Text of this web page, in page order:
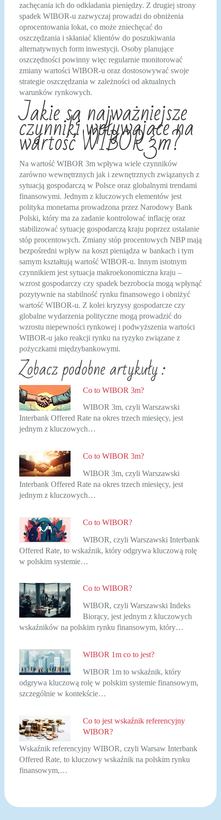
zachęcania ich do odkładania pieniędzy. Z drugiej strony
spadek WIBOR-u zazwyczaj prowadzi do obniżenia
oprocentowania lokat, co może zniechęcać do
oszczędzania i skłaniać klientów do poszukiwania
alternatywnych form inwestycji. Osoby planujące
oszczędności powinny więc regularnie monitorować
zmiany wartości WIBOR-u oraz dostosowywać swoje
strategie oszczędzania w zależności od aktualnych
warunków rynkowych.
Jakie są najważniejsze
czynniki wpływające na
wartość WIBOR 3m?
Na wartość WIBOR 3m wpływa wiele czynników
zarówno wewnętrznych jak i zewnętrznych związanych z
sytuacją gospodarczą w Polsce oraz globalnymi trendami
finansowymi. Jednym z kluczowych elementów jest
polityka monetarna prowadzona przez Narodowy Bank
Polski, który ma za zadanie kontrolować inflację oraz
stabilizować sytuację gospodarczą kraju poprzez ustalanie
stóp procentowych. Zmiany stóp procentowych NBP mają
bezpośredni wpływ na koszt pieniądza w bankach i tym
samym kształtują wartość WIBOR-u. Innym istotnym
czynnikiem jest sytuacja makroekonomiczna kraju –
wzrost gospodarczy czy spadek bezrobocia mogą wpłynąć
pozytywnie na stabilność rynku finansowego i obniżyć
wartość WIBOR-u. Z kolei kryzysy gospodarcze czy
globalne wydarzenia polityczne mogą prowadzić do
wzrostu niepewności rynkowej i podwyższenia wartości
WIBOR-u jako reakcji rynku na ryzyko związane z
pożyczkami międzybankowymi.
Zobacz podobne artykuły :
Co to WIBOR 3m?
WIBOR 3m, czyli Warszawski
Interbank Offered Rate na okres trzech miesięcy, jest
jednym z kluczowych…
Co to WIBOR 3m?
WIBOR 3m, czyli Warszawski
Interbank Offered Rate na okres trzech miesięcy, jest
jednym z kluczowych…
Co to WIBOR?
WIBOR, czyli Warszawski Interbank
Offered Rate, to wskaźnik, który odgrywa kluczową rolę
w polskim systemie…
Co to WIBOR?
WIBOR, czyli Warszawski Indeks
Biorący, jest jednym z kluczowych
wskaźników na polskim rynku finansowym, który…
WIBOR 1m co to jest?
WIBOR 1m to wskaźnik, który
odgrywa kluczową rolę w polskim systemie finansowym,
szczególnie w kontekście…
Co to jest wskaźnik referencyjny
WIBOR?
Wskaźnik referencyjny WIBOR, czyli Warsaw Interbank
Offered Rate, to kluczowy wskaźnik na polskim rynku
finansowym,…